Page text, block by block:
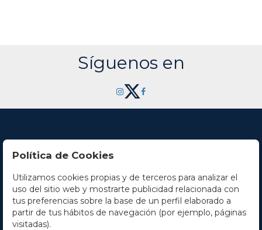
Síguenos en
Contacto
Horario
La empresa
Política de Cookies
Utilizamos cookies propias y de terceros para analizar el
uso del sitio web y mostrarte publicidad relacionada con
tus preferencias sobre la base de un perfil elaborado a
partir de tus hábitos de navegación (por ejemplo, páginas
visitadas).